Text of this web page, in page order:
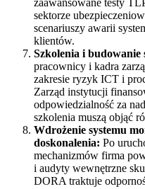
zaawansowane testy
sektorze
scenariuszy awarii
klientów.
Szkolenia i budowanie
pracownicy i kadra
zakresie ryzyk ICT i
Zarząd instytucji
odpowiedzialność za
szkolenia muszą objąć
Wdrożenie systemu
doskonalenia: Po
mechanizmów firma
i audyty wewnętrzne
DORA traktuje